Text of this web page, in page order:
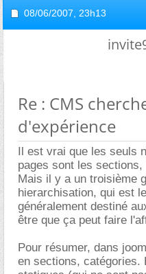
08/06/2007, 23h13
Re : CMS
d'expérience
Il est vrai que les seuls
pages sont les
Mais il y a un troisième
hierarchisation, qui est
généralement destiné
être que ça peut faire
Pour résumer, dans
en sections, catégories.